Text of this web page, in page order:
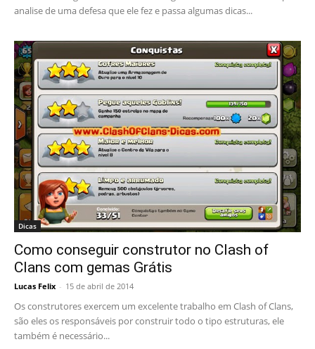
analise de uma defesa que ele fez e passa algumas dicas...
Dicas
Como conseguir construtor no Clash of
Clans com gemas Grátis
Lucas Felix - 15 de abril de 2014
Os construtores exercem um excelente trabalho em Clash of Clans,
são eles os responsáveis por construir todo o tipo estruturas, ele
também é necessário...